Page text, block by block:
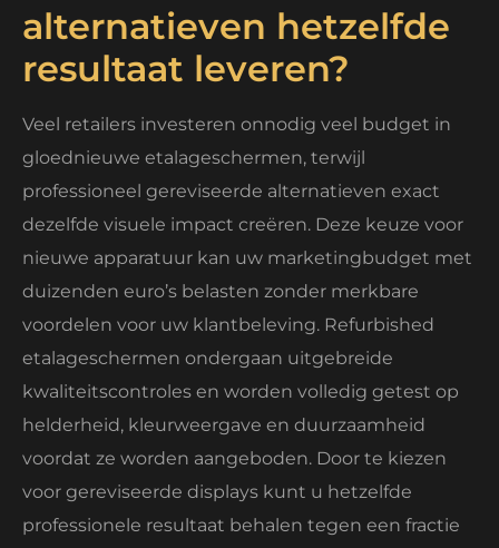
alternatieven hetzelfde
resultaat leveren?
Veel retailers investeren onnodig veel budget in
gloednieuwe etalageschermen, terwijl
professioneel gereviseerde alternatieven exact
dezelfde visuele impact creëren. Deze keuze voor
nieuwe apparatuur kan uw marketingbudget met
duizenden euro’s belasten zonder merkbare
voordelen voor uw klantbeleving. Refurbished
etalageschermen ondergaan uitgebreide
kwaliteitscontroles en worden volledig getest op
helderheid, kleurweergave en duurzaamheid
voordat ze worden aangeboden. Door te kiezen
voor gereviseerde displays kunt u hetzelfde
professionele resultaat behalen tegen een fractie